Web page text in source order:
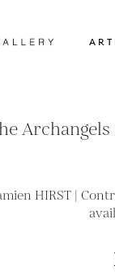
Archangels